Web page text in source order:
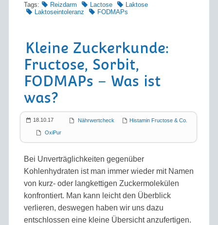
Tags: Reizdarm Lactose
Laktose
Laktoseintoleranz
FODMAPs
Kleine Zuckerkunde:
Fructose, Sorbit,
FODMAPs – Was ist
was?
18.10.17 Histamin Fructose & Co.
Nährwertcheck
OxiPur
Bei Unverträglichkeiten gegenüber
Kohlenhydraten ist man immer wieder mit Namen
von kurz- oder langkettigen Zucker­molekülen
konfrontiert. Man kann leicht den Überblick
verlieren, deswegen haben wir uns dazu
entschlossen eine kleine Übersicht anzufertigen.